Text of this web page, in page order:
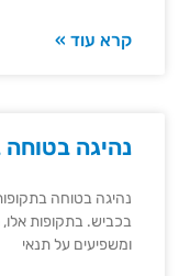
קרא עוד »
נהיגה
נהיגה בטוחה
בכביש. בתקופות
ומשפיעים על תנאי